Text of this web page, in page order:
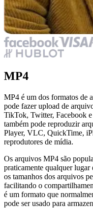
MP4
MP4 é um dos formatos de
pode fazer upload de
TikTok, Twitter, Facebook
também pode reproduzir
Player, VLC, QuickTime,
reprodutores de mídia.
Os arquivos MP4 são
praticamente qualquer
os tamanhos dos arquivos
facilitando o
é um formato que
pode ser usado para